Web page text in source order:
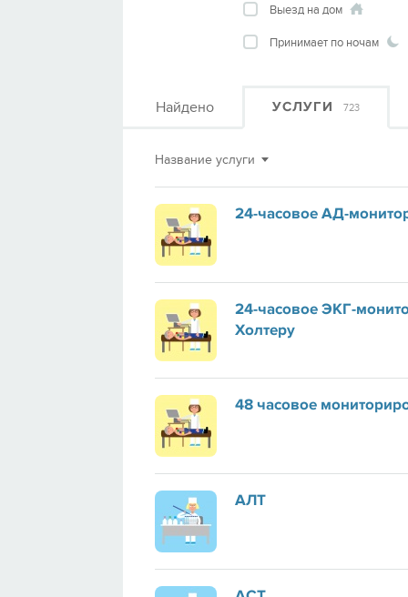
Выезд на дом
Принимает по ночам
Найдено УСЛУГИ 723
Название услуги
24-часовое АД-
24-часовое ЭКГ-
Холтеру
48 часовое
АЛТ